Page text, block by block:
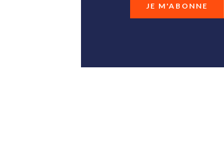
JE M'ABONNE